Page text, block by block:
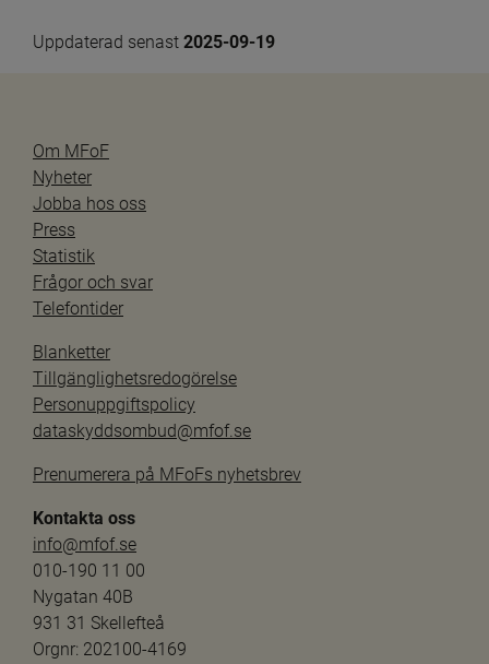
Uppdaterad senast 2025-09-19
Om MFoF
Nyheter
Jobba hos oss
Press
Statistik
Frågor och svar
Telefontider
Blanketter
Tillgänglighetsredogörelse
Personuppgiftspolicy
dataskyddsombud@mfof.se
Prenumerera på MFoFs nyhetsbrev
Kontakta oss
info@mfof.se
010-190 11 00
Nygatan 40B
931 31 Skellefteå
Orgnr: 202100-4169